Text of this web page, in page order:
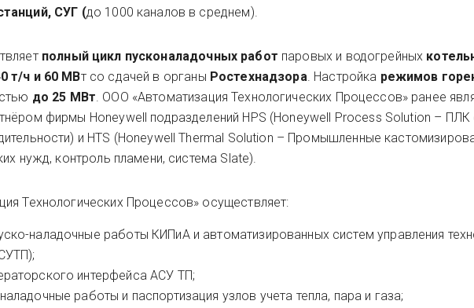
СУГ (до 1000 каналов в среднем).
полный цикл пусконаладочных работ паровых и водогрейных
т/ч и 60 МВт со сдачей в органы Ростехнадзора. Настройка режимов
до 25 МВт. ООО «Автоматизация Технологических Процессов» ранее
фирмы Honeywell подразделений HPS (Honeywell Process Solution – ПЛК
и HTS (Honeywell Thermal Solution – Промышленные
нужд, контроль пламени, система Slate).
Технологических Процессов» осуществляет:
наладочные работы КИПиА и автоматизированных систем управления
интерфейса АСУ ТП;
работы и паспортизация узлов учета тепла, пара и газа;